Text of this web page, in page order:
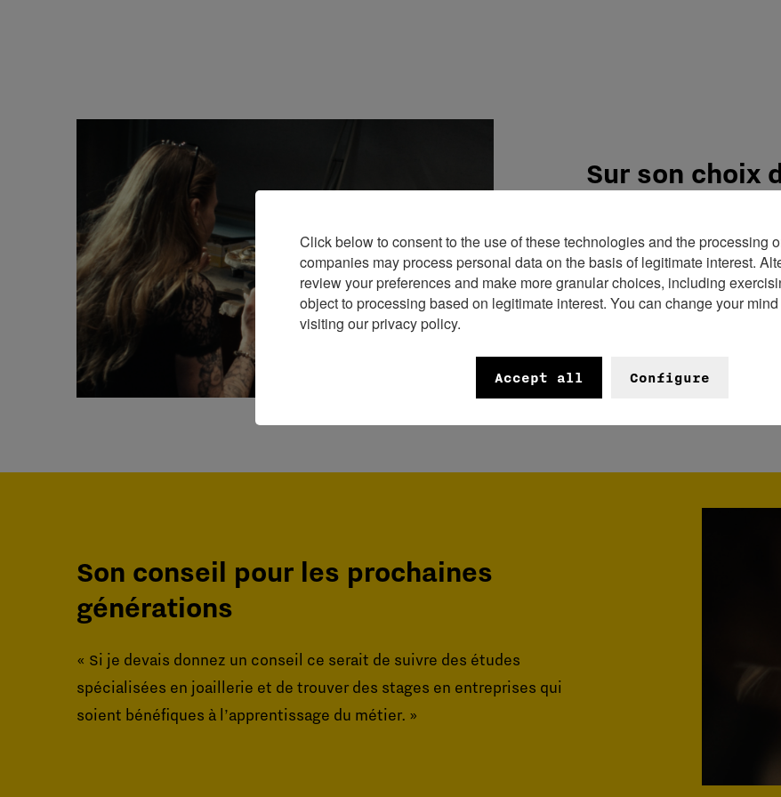
Sur son choix
« J’ai choisi ce métier
toujours été manuelle.
joaillerie sur 2 ans aussi et
un stage en entreprise
boîtiers, et aujourd’hui je
Son conseil pour les prochaines
générations
« Si je devais donnez un conseil ce serait de suivre des études
spécialisées en joaillerie et de trouver des stages en entreprises qui
soient bénéfiques à l’apprentissage du métier. »
Click below to consent to the use of these technologies and the processing
companies may process personal data on the basis of legitimate interest.
review your preferences and make more granular choices, including
object to processing based on legitimate interest. You can change your
visiting our privacy policy.
Accept all Configure